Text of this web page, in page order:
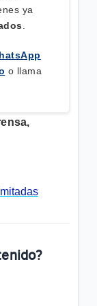
ya
o llama